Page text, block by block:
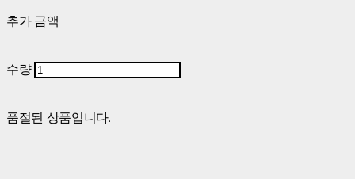
추가 금액
수량
품절된 상품입니다.